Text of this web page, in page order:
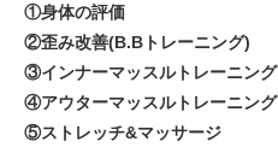
①身体の評価
②歪み改善(B.Bトレーニング)
③インナーマッスルトレーニング
④アウターマッスルトレーニング
⑤ストレッチ&マッサージ